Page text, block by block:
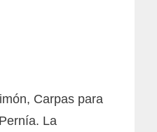
Carpas para
La